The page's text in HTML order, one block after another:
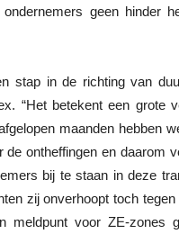
geen hinder
stap in de richting van
“Het betekent een grote
maanden hebben
ontheffingen en daarom
bij te staan in deze
zij onverhoopt toch tegen
voor ZE-zones